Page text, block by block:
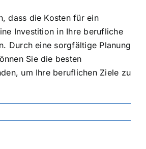
dass die Kosten für ein
Investition in Ihre berufliche
Durch eine sorgfältige Planung
Sie die besten
um Ihre beruflichen Ziele zu